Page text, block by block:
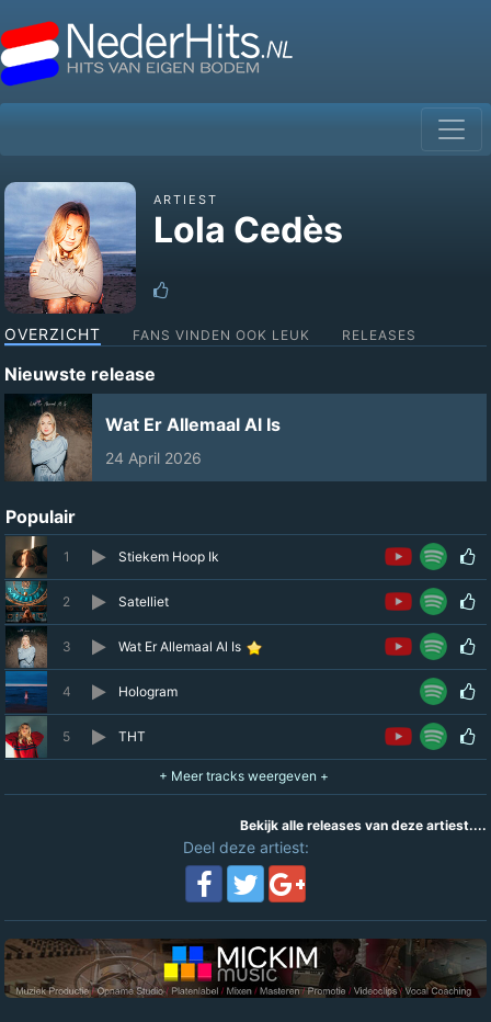
ARTIEST
Lola Cedès
OVERZICHT FANS VINDEN OOK LEUK RELEASES
Nieuwste release
Wat Er Allemaal Al Is
24 April 2026
Populair
1 Stiekem Hoop Ik
2 Satelliet
3 Wat Er Allemaal Al Is
4 Hologram
5 THT
Bekijk alle releases van deze artiest....
Deel deze artiest: